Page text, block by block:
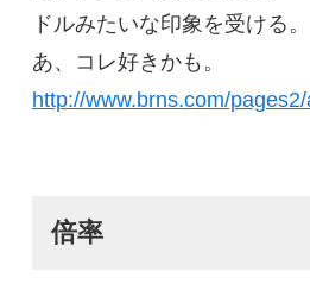
ドルみたいな印象を受ける。
あ、コレ好きかも。
http://www.brns.com/pages2/
倍率